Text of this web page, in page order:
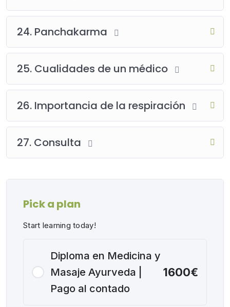
24. Panchakarma
25. Cualidades de un médico
26. Importancia de la respiración
27. Consulta
Pick a plan
Start learning today!
Diploma en Medicina y
Masaje Ayurveda |
Pago al contado
1600€